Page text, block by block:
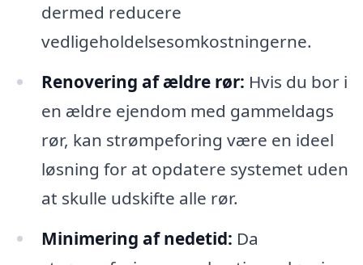
dermed reducere
vedligeholdelsesomkostningerne.
Renovering af ældre rør: Hvis du bor i
en ældre ejendom med gammeldags
rør, kan strømpeforing være en ideel
løsning for at opdatere systemet uden
at skulle udskifte alle rør.
Minimering af nedetid: Da